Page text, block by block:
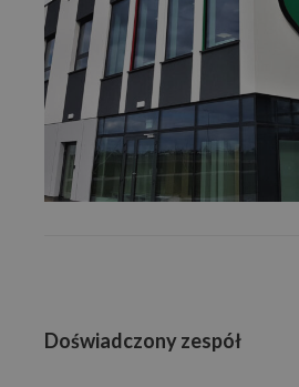
Doświadczony zespół